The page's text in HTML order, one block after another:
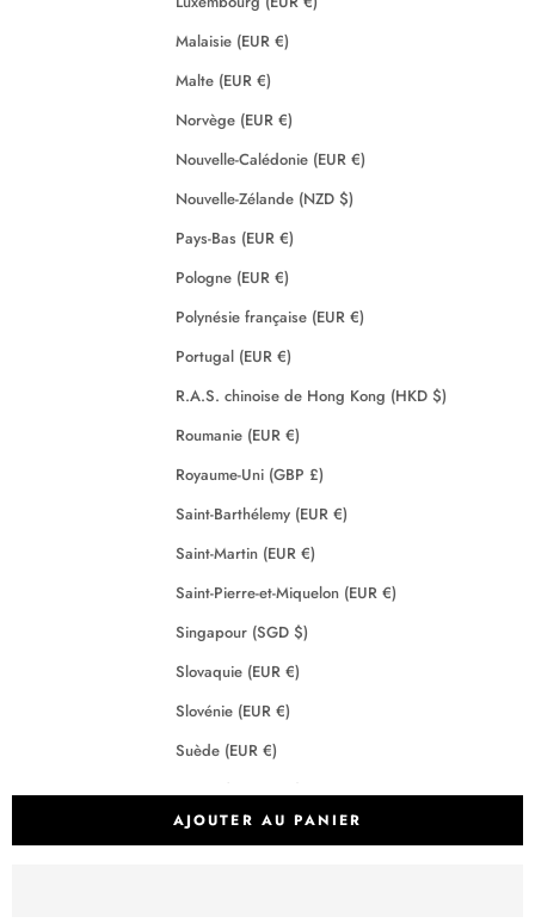
AJOUTER AU PANIER
Malaisie (EUR €)
Malte (EUR €)
Norvège (EUR €)
Nouvelle-Calédonie (EUR €)
Nouvelle-Zélande (NZD $)
Pays-Bas (EUR €)
Pologne (EUR €)
Polynésie française (EUR €)
Portugal (EUR €)
R.A.S. chinoise de Hong Kong (HKD $)
Roumanie (EUR €)
Royaume-Uni (GBP £)
Saint-Barthélemy (EUR €)
Saint-Martin (EUR €)
Saint-Pierre-et-Miquelon (EUR €)
Singapour (SGD $)
Slovaquie (EUR €)
Slovénie (EUR €)
Suède (EUR €)
Suisse (CHF CHF)
Tchéquie (EUR €)